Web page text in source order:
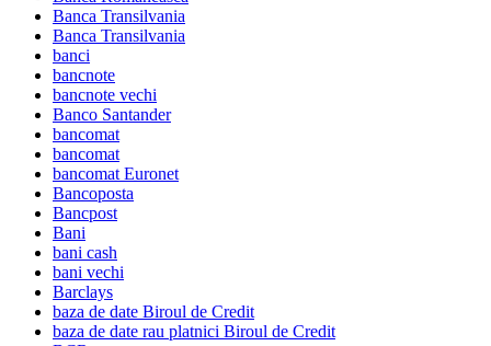
Banca Transilvania
Banca Transilvania
banci
bancnote
bancnote vechi
Banco Santander
bancomat
bancomat
bancomat Euronet
Bancoposta
Bancpost
Bani
bani cash
bani vechi
Barclays
baza de date Biroul de Credit
baza de date rau platnici Biroul de Credit